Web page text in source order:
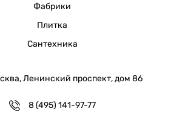
Фабрики
Плитка
Сантехника
Ленинский проспект, дом 86
8 (495) 141-97-77